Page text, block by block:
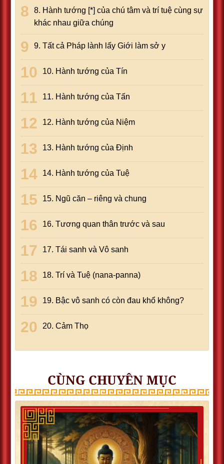
8. Hành tướng [*] của chú tâm và trí tuệ cùng sự
khác nhau giữa chúng
9. Tất cả Pháp lành lấy Giới làm sở y
10. Hành tướng của Tín
11. Hành tướng của Tấn
12. Hành tướng của Niệm
13. Hành tướng của Định
14. Hành tướng của Tuệ
15. Ngũ căn – riêng và chung
16. Tương quan thân trước và sau
17. Tái sanh và Vô sanh
18. Trí và Tuệ (nana-panna)
19. Bậc vô sanh có còn đau khổ không?
20. Cảm Thọ
CÙNG CHUYÊN MỤC